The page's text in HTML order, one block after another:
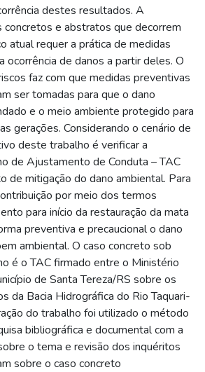
destes resultados. A
concretos e abstratos que decorrem
atual requer a prática de medidas
ocorrência de danos a partir deles. O
faz com que medidas preventivas
ser tomadas para que o dano
e o meio ambiente protegido para
gerações. Considerando o cenário de
deste trabalho é verificar a
de Ajustamento de Conduta – TAC
de mitigação do dano ambiental. Para
por meio dos termos
para início da restauração da mata
preventiva e precaucional o dano
ambiental. O caso concreto sob
é o TAC firmado entre o Ministério
de Santa Tereza/RS sobre os
da Bacia Hidrográfica do Rio Taquari-
do trabalho foi utilizado o método
bibliográfica e documental com a
o tema e revisão dos inquéritos
sobre o caso concreto